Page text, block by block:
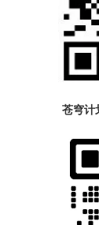
苍穹计